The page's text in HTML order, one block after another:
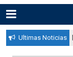
Ultimas Noticias